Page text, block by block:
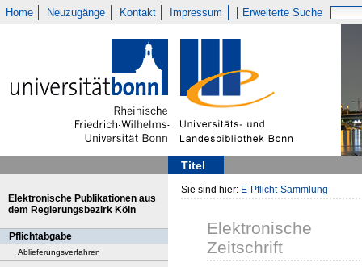
Home Neuzugänge Kontakt Impressum Erweiterte Suche
Titel
Elektronische Publikationen aus
dem Regierungsbezirk Köln
Pflichtabgabe
Ablieferungsverfahren
Sie sind hier: E-Pflicht-Sammlung
Elektronische
Zeitschrift